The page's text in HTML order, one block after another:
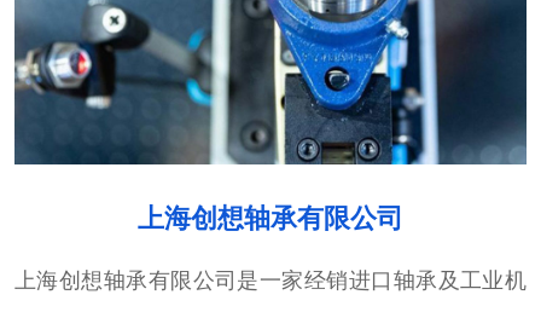
上海创想轴承有限公司
上海创想轴承有限公司是一家经销进口轴承及工业机